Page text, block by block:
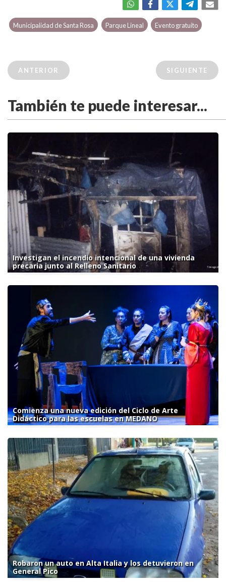
Municipalidad de Santa Rosa Parque Lineal Evento gratuito
ANTERIOR SIGUIENTE
También te puede interesar...
Investigan el incendio intencional de una vivienda
precaria junto al Relleno Sanitario
Comienza una nueva edición del Ciclo de Arte
Didáctico para las escuelas en MEDANO
Robaron un auto en Alta Italia y los detuvieron en
General Pico